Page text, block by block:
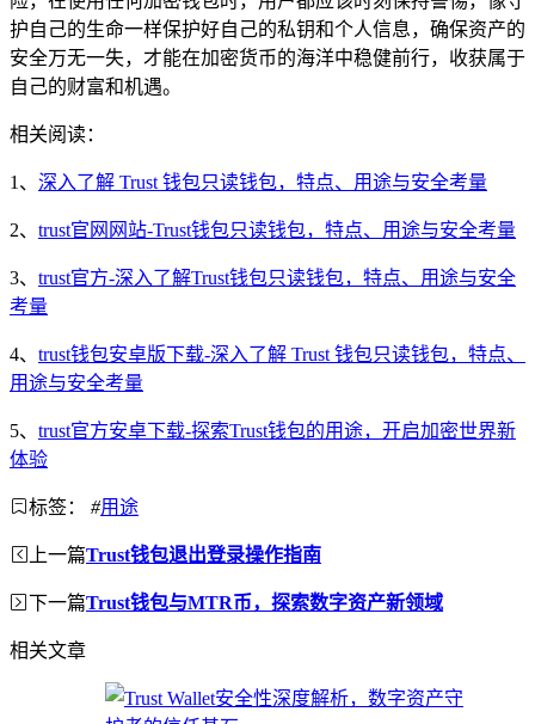
护自己的生命一样保护好自己的私钥和个人信息，确保资产的
安全万无一失，才能在加密货币的海洋中稳健前行，收获属于
自己的财富和机遇。
相关阅读：
1、 深入了解 Trust 钱包只读钱包，特点、用途与安全考量
2、 trust官网网站-Trust钱包只读钱包，特点、用途与安全考量
3、 trust官方-深入了解Trust钱包只读钱包，特点、用途与安全
考量
4、 trust钱包安卓版下载-深入了解 Trust 钱包只读钱包，特点、
用途与安全考量
5、 trust官方安卓下载-探索Trust钱包的用途，开启加密世界新
体验
标签： #用途
上一篇Trust钱包退出登录操作指南
下一篇Trust钱包与MTR币，探索数字资产新领域
相关文章